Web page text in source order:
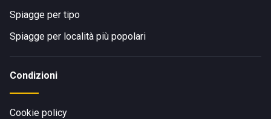
Spiagge per tipo
Spiagge per località più popolari
Condizioni
Cookie policy